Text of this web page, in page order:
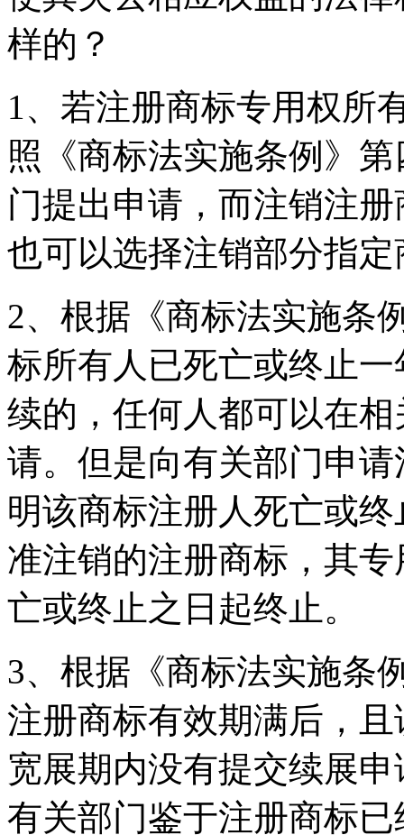
样的？
1、若注册商标专用权所
照《商标法实施条例》
门提出申请，而注销注
也可以选择注销部分指
2、根据《商标法实施条
标所有人已死亡或终止
续的，任何人都可以在
请。但是向有关部门申
明该商标注册人死亡或
准注销的注册商标，其
亡或终止之日起终止。
3、根据《商标法实施条
注册商标有效期满后，
宽展期内没有提交续展
有关部门鉴于注册商标